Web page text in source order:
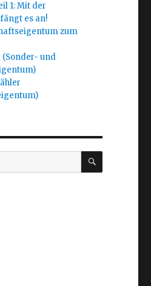
1: Mit der
es an!
zum
(Sonder- und
SUCHEN